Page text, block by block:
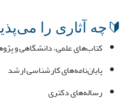
🔰چه آثاری را
کتاب‌های علمی، دانشگاهی و
پایان‌نامه‌های کارشناسی ارشد
رساله‌های دکتری